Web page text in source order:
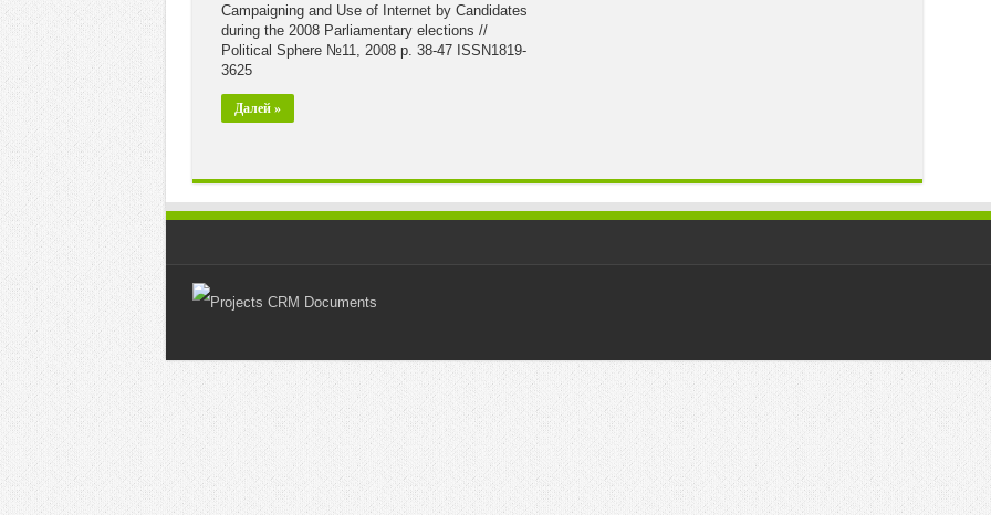
Campaigning and Use of Internet by Candidates
during the 2008 Parliamentary elections //
Political Sphere №11, 2008 p. 38-47 ISSN1819-
3625
Далей »